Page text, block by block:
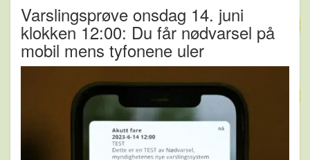
Varslingsprøve onsdag 14. juni
klokken 12:00: Du får nødvarsel på
mobil mens tyfonene uler